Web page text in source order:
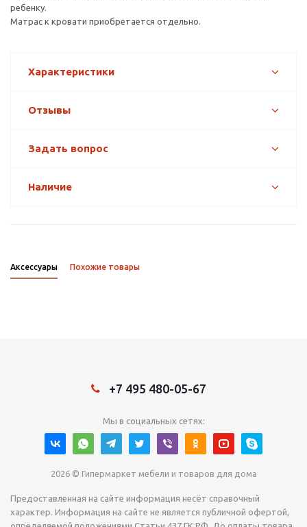
ребенку.
Матрас к кровати приобретается отдельно.
Характеристики
Отзывы
Задать вопрос
Наличие
Аксессуары Похожие товары
+7 495 480-05-67
Мы в социальных сетях:
2026 © Гипермаркет мебели и товаров для дома
Предоставленная на сайте информация несёт справочный
характер. Информация на сайте не является публичной офертой,